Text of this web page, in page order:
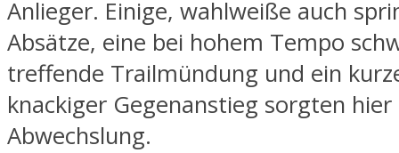
Anlieger. Einige, wahlweiße auch
Absätze, eine bei hohem Tempo
treffende Trailmündung und ein
knackiger Gegenanstieg sorgten
Abwechslung.